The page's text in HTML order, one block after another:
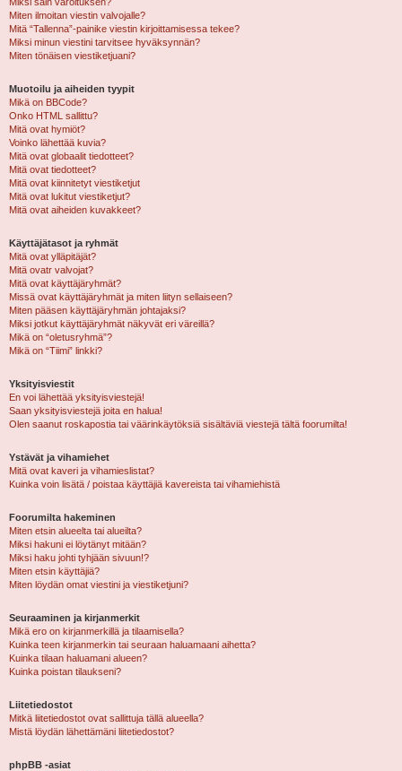
Miten ilmoitan viestin valvojalle?
Mitä “Tallenna”-painike viestin kirjoittamisessa tekee?
Miksi minun viestini tarvitsee hyväksynnän?
Miten tönäisen viestiketjuani?
Muotoilu ja aiheiden tyypit
Mikä on BBCode?
Onko HTML sallittu?
Mitä ovat hymiöt?
Voinko lähettää kuvia?
Mitä ovat globaalit tiedotteet?
Mitä ovat tiedotteet?
Mitä ovat kiinnitetyt viestiketjut
Mitä ovat lukitut viestiketjut?
Mitä ovat aiheiden kuvakkeet?
Käyttäjätasot ja ryhmät
Mitä ovat ylläpitäjät?
Mitä ovatr valvojat?
Mitä ovat käyttäjäryhmät?
Missä ovat käyttäjäryhmät ja miten liityn sellaiseen?
Miten pääsen käyttäjäryhmän johtajaksi?
Miksi jotkut käyttäjäryhmät näkyvät eri väreillä?
Mikä on “oletusryhmä”?
Mikä on “Tiimi” linkki?
Yksityisviestit
En voi lähettää yksityisviestejä!
Saan yksityisviestejä joita en halua!
Olen saanut roskapostia tai väärinkäytöksiä sisältäviä viestejä tältä foorumilta!
Ystävät ja vihamiehet
Mitä ovat kaveri ja vihamieslistat?
Kuinka voin lisätä / poistaa käyttäjiä kavereista tai vihamiehistä
Foorumilta hakeminen
Miten etsin alueelta tai alueilta?
Miksi hakuni ei löytänyt mitään?
Miksi haku johti tyhjään sivuun!?
Miten etsin käyttäjiä?
Miten löydän omat viestini ja viestiketjuni?
Seuraaminen ja kirjanmerkit
Mikä ero on kirjanmerkillä ja tilaamisella?
Kuinka teen kirjanmerkin tai seuraan haluamaani aihetta?
Kuinka tilaan haluamani alueen?
Kuinka poistan tilaukseni?
Liitetiedostot
Mitkä liitetiedostot ovat sallittuja tällä alueella?
Mistä löydän lähettämäni liitetiedostot?
phpBB -asiat